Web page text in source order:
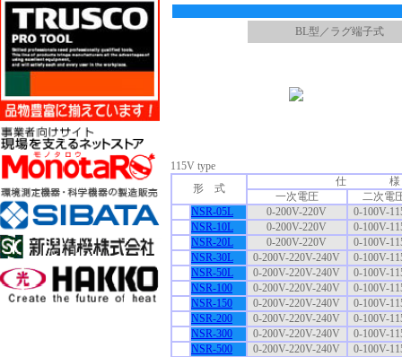
BL型／ラグ端子式
115V type
形 式
仕 様
一次電圧
二次電
NSR-05L
0-200V-220V
0-100V-
NSR-10L
0-200V-220V
0-100V-
NSR-20L
0-200V-220V
0-100V-
NSR-30L
0-200V-220V-240V
0-100V-
NSR-50L
0-200V-220V-240V
0-100V-
NSR-100
0-200V-220V-240V
0-100V-
NSR-150
0-200V-220V-240V
0-100V-
NSR-200
0-200V-220V-240V
0-100V-
NSR-300
0-200V-220V-240V
0-100V-
NSR-500
0-200V-220V-240V
0-100V-